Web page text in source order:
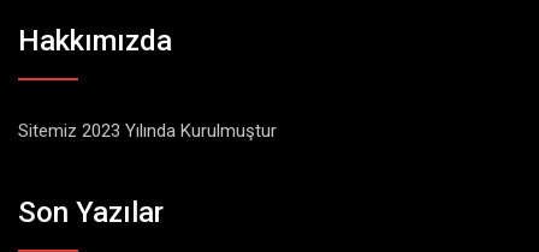
Hakkımızda
Sitemiz 2023 Yılında Kurulmuştur
Son Yazılar